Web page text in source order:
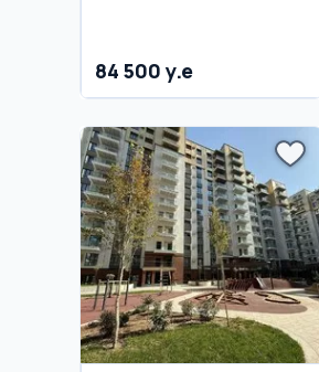
84 500 y.e